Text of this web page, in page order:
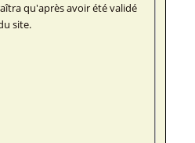
qu'après avoir été validé
site.